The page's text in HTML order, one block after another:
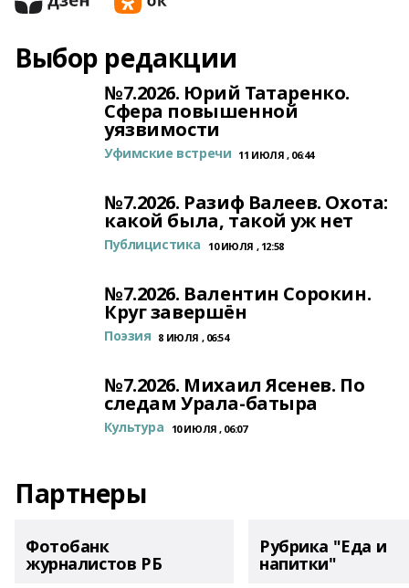
Выбор редакции
№7.2026. Юрий Татаренко.
Сфера повышенной
уязвимости
Уфимские встречи 11 ИЮЛЯ , 06:44
№7.2026. Разиф Валеев. Охота:
какой была, такой уж нет
Публицистика 10 ИЮЛЯ , 12:58
№7.2026. Валентин Сорокин.
Круг завершён
Поэзия 8 ИЮЛЯ , 06:54
№7.2026. Михаил Ясенев. По
следам Урала-батыра
Культура 10 ИЮЛЯ , 06:07
Партнеры
Фотобанк
журналистов РБ
Рубрика "Еда и
напитки"